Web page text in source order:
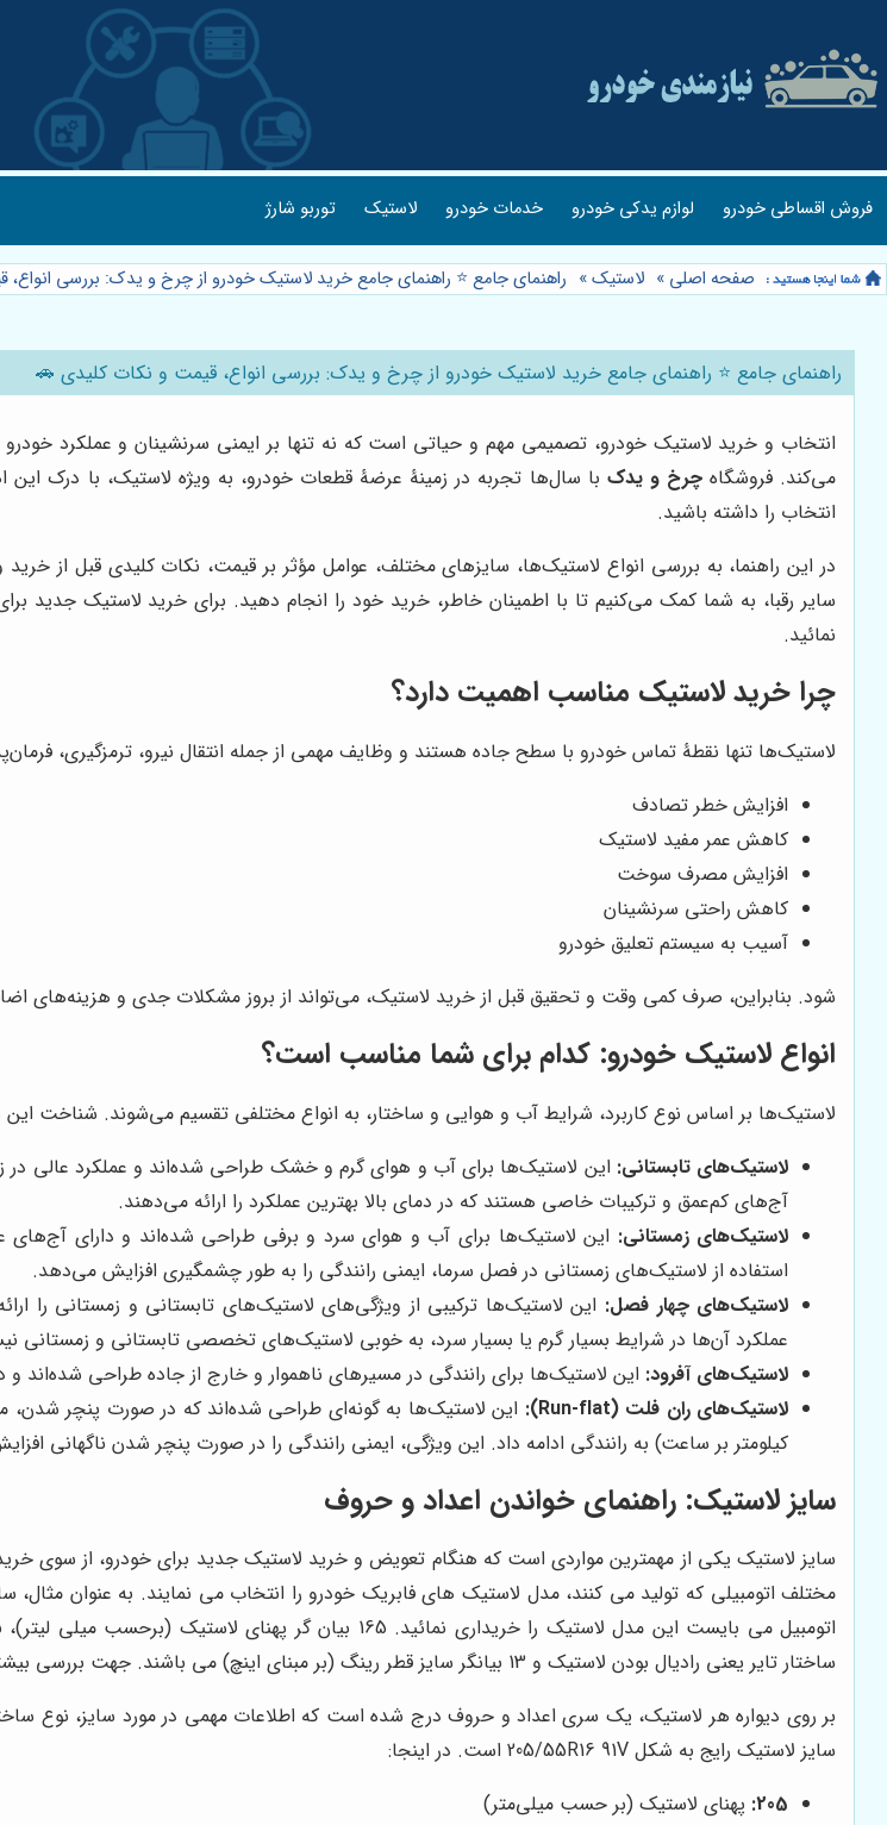
فروش اقساطی خودرو لوازم یدکی خودرو خدمات خودرو لاستیک توربو شارژ
صفحه اصلی » لاستیک» راهنمای جامع ⭐️ راهنمای جامع خرید لاستیک خودرو از چرخ و یدک: بررسی
راهنمای جامع ⭐️ راهنمای جامع خرید لاستیک خودرو از چرخ و یدک: بررسی انواع، قیمت و نکات کلیدی 🚗
انتخاب و خرید لاستیک خودرو، تصمیمی مهم و حیاتی است که نه تنها بر ایمنی سرنشینان و عملکرد
می‌کند. فروشگاهچرخ و یدک با سال‌ها تجربه در زمینۀ عرضۀ قطعات خودرو، به ویژه لاستیک، با درک
انتخاب را داشته باشید.
در این راهنما، به بررسی انواع لاستیک‌ها، سایزهای مختلف، عوامل مؤثر بر قیمت، نکات کلیدی قبل از
سایر رقبا، به شما کمک می‌کنیم تا با اطمینان خاطر، خرید خود را انجام دهید. برای خرید لاستیک جدید
نمائید.
چرا خرید لاستیک مناسب اهمیت دارد؟
لاستیک‌ها تنها نقطۀ تماس خودرو با سطح جاده هستند و وظایف مهمی از جمله انتقال نیرو، ترمزگیری،
افزایش خطر تصادف
کاهش عمر مفید لاستیک
افزایش مصرف سوخت
کاهش راحتی سرنشینان
آسیب به سیستم تعلیق خودرو
شود. بنابراین، صرف کمی وقت و تحقیق قبل از خرید لاستیک، می‌تواند از بروز مشکلات جدی و هزینه‌های
انواع لاستیک خودرو: کدام برای شما مناسب است؟
لاستیک‌ها بر اساس نوع کاربرد، شرایط آب و هوایی و ساختار، به انواع مختلفی تقسیم می‌شوند. شناخت
لاستیک‌های تابستانی: این لاستیک‌ها برای آب و هوای گرم و خشک طراحی شده‌اند و عملکرد عالی در
آج‌های کم‌عمق و ترکیبات خاصی هستند که در دمای بالا بهترین عملکرد را ارائه می‌دهند.
لاستیک‌های زمستانی: این لاستیک‌ها برای آب و هوای سرد و برفی طراحی شده‌اند و دارای آج‌های
استفاده از لاستیک‌های زمستانی در فصل سرما، ایمنی رانندگی را به طور چشمگیری افزایش می‌دهد.
لاستیک‌های چهار فصل: این لاستیک‌ها ترکیبی از ویژگی‌های لاستیک‌های تابستانی و زمستانی را
عملکرد آن‌ها در شرایط بسیار گرم یا بسیار سرد، به خوبی لاستیک‌های تخصصی تابستانی و زمستانی
لاستیک‌های آفرود: این لاستیک‌ها برای رانندگی در مسیرهای ناهموار و خارج از جاده طراحی
لاستیک‌های ران فلت (Run-flat):
کیلومتر بر ساعت) به رانندگی ادامه داد. این ویژگی، ایمنی رانندگی را در صورت پنچر شدن ناگهانی
سایز لاستیک: راهنمای خواندن اعداد و حروف
سایز لاستیک یکی از مهمترین مواردی است که هنگام تعویض و خرید لاستیک جدید برای خودرو، از سوی
مختلف اتومبیلی که تولید می کنند، مدل لاستیک های فابریک خودرو را انتخاب می نمایند. به عنوان مثال،
اتومبیل می بایست این مدل لاستیک را خریداری نمائید. 165 بیان گر پهنای لاستیک (برحسب میلی لیتر)، 65 بیان کنندۀ ارتفاع دیواره تایر به پهنای باند (بر حسب درصد)،
ساختار تایر یعنی رادیال بودن لاستیک و 13 بیانگر سایز قطر رینگ (بر مبنای اینچ) می باشند. جهت بررسی بیشتر می توانید به فروشگاه اینترنتی چرخ و یدک مراجعه نموده و ثبت سفارش نمائید.
بر روی دیواره هر لاستیک، یک سری اعداد و حروف درج شده است که اطلاعات مهمی در مورد سایز، نوع
سایز لاستیک رایج به شکل 205/55R16 91V است. در اینجا:
205: پهنای لاستیک (بر حسب میلی‌متر)